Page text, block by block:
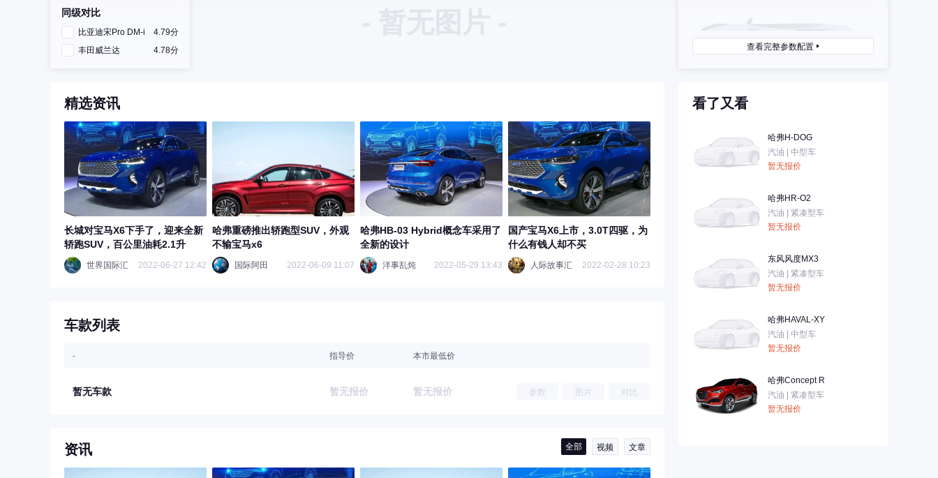
同级对比
比亚迪宋Pro DM-i
4.79分
丰田威兰达
4.78分 查看完整参数配置
精选资讯
长城对宝马X6下手了，迎来全新
轿跑SUV，百公里油耗2.1升
世界国际汇 2022-06-27 12:42
哈弗重磅推出轿跑型SUV，外观
不输宝马x6
国际阿田 2022-06-09 11:07
哈弗HB-03 Hybrid概念车采用了
全新的设计
洋事乱炖 2022-05-29 13:43
国产宝马X6上市，3.0T四驱，为
什么有钱人却不买
人际故事汇 2022-02-28 10:23
车款列表
- 指导价 本市最低价
暂无车款 暂无报价 暂无报价 参数 图片 对比
资讯 全部 视频 文章
看了又看
哈弗H-DOG
汽油 | 中型车
暂无报价
哈弗HR-O2
汽油 | 紧凑型车
暂无报价
东风风度MX3
汽油 | 紧凑型车
暂无报价
哈弗HAVAL-XY
汽油 | 中型车
暂无报价
哈弗Concept R
汽油 | 紧凑型车
暂无报价